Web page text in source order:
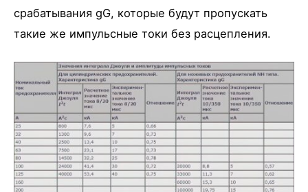
срабатывания gG, которые будут пропускать
такие же импульсные токи без расцепления.